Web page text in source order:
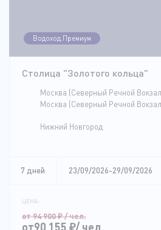
Водоход.Премиум
Столица "Золотого кольца"
Москва (Северный Речной
Москва (Северный Речной
Нижний Новгород
7 дней 23/09/2026-29/09/2026
ЦЕНА:
от 94 900₽/ чел.
от90 155 ₽/ чел.